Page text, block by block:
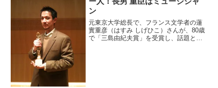
ン
元東京大学総長で、フランス文学者の蓮
實重彦（はすみ しげひこ）さんが、80歳
で「三島由紀夫賞」を受賞し、話題とな